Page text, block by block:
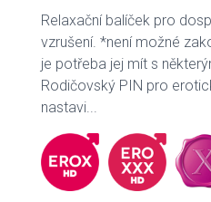
Relaxační balíček pro
vzrušení. *není možné
je potřeba jej mít s
Rodičovský PIN pro
nastavi...